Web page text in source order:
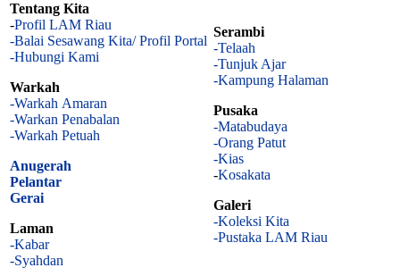
Tentang Kita
-Profil LAM Riau
-Balai Sesawang Kita/ Profil Portal
-Hubungi Kami
Warkah
-Warkah Amaran
-Warkan Penabalan
-Warkah Petuah
Anugerah
Pelantar
Gerai
Laman
-Kabar
-Syahdan
Serambi
-Telaah
-Tunjuk Ajar
-Kampung Halaman
Pusaka
-Matabudaya
-Orang Patut
-Kias
-Kosakata
Galeri
-Koleksi Kita
-Pustaka LAM Riau